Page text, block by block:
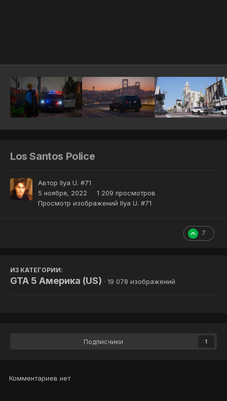
Los Santos Police
Автор Ilya U. #71
5 ноября, 2022
1 209 просмотров
Просмотр изображений Ilya U. #71
7
ИЗ КАТЕГОРИИ:
GTA 5 Америка (US) · 19 078 изображений
Подписчики 1
Комментариев нет